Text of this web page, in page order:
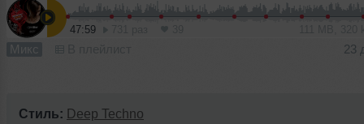
47:59
Микс 23
Стиль: Deep Techno